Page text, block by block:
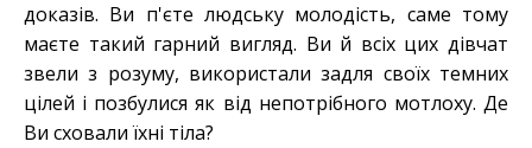
доказів. Ви п'єте людську молодість, саме тому
маєте такий гарний вигляд. Ви й всіх цих дівчат
звели з розуму, використали задля своїх темних
цілей і позбулися як від непотрібного мотлоху. Де
Ви сховали їхні тіла?